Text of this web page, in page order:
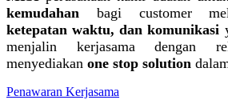
kemudahan bagi customer
ketepatan waktu, dan komunikasi
menjalin kerjasama dengan
menyediakan one stop solution
Penawaran Kerjasama